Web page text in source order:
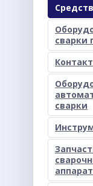
сварки
сварки